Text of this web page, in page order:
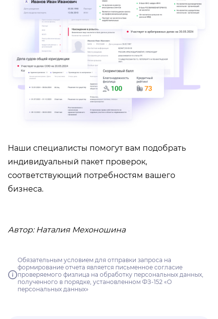
Наши специалисты помогут вам подобрать
индивидуальный пакет проверок,
соответствующий потребностям вашего
бизнеса.
Автор: Наталия Мехоношина
Обязательным условием для отправки запроса на
формирование отчета является письменное согласие
проверяемого физлица на обработку персональных данных,
полученного в порядке, установленном ФЗ-152 «О
персональных данных»